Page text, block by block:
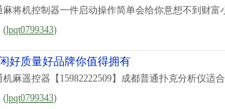
麻将机控制器一件启动操作简单会给你意想不到财
(lpqt0799343)
好质量好品牌你值得拥有
机麻遥控器【15982222509】成都普通扑克分析仪适
(lpqt0799343)